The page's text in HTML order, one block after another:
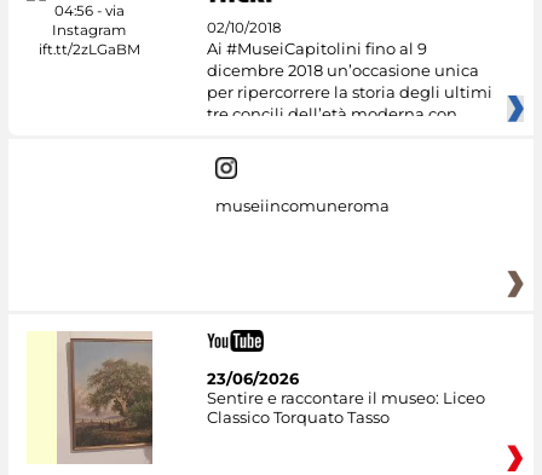
02/10/2018
Ai #MuseiCapitolini fino al 9
dicembre 2018 un’occasione unica
per ripercorrere la storia degli ultimi
tre concili dell’età moderna con
museiincomuneroma
23/06/2026
Sentire e raccontare il museo: Liceo
Classico Torquato Tasso